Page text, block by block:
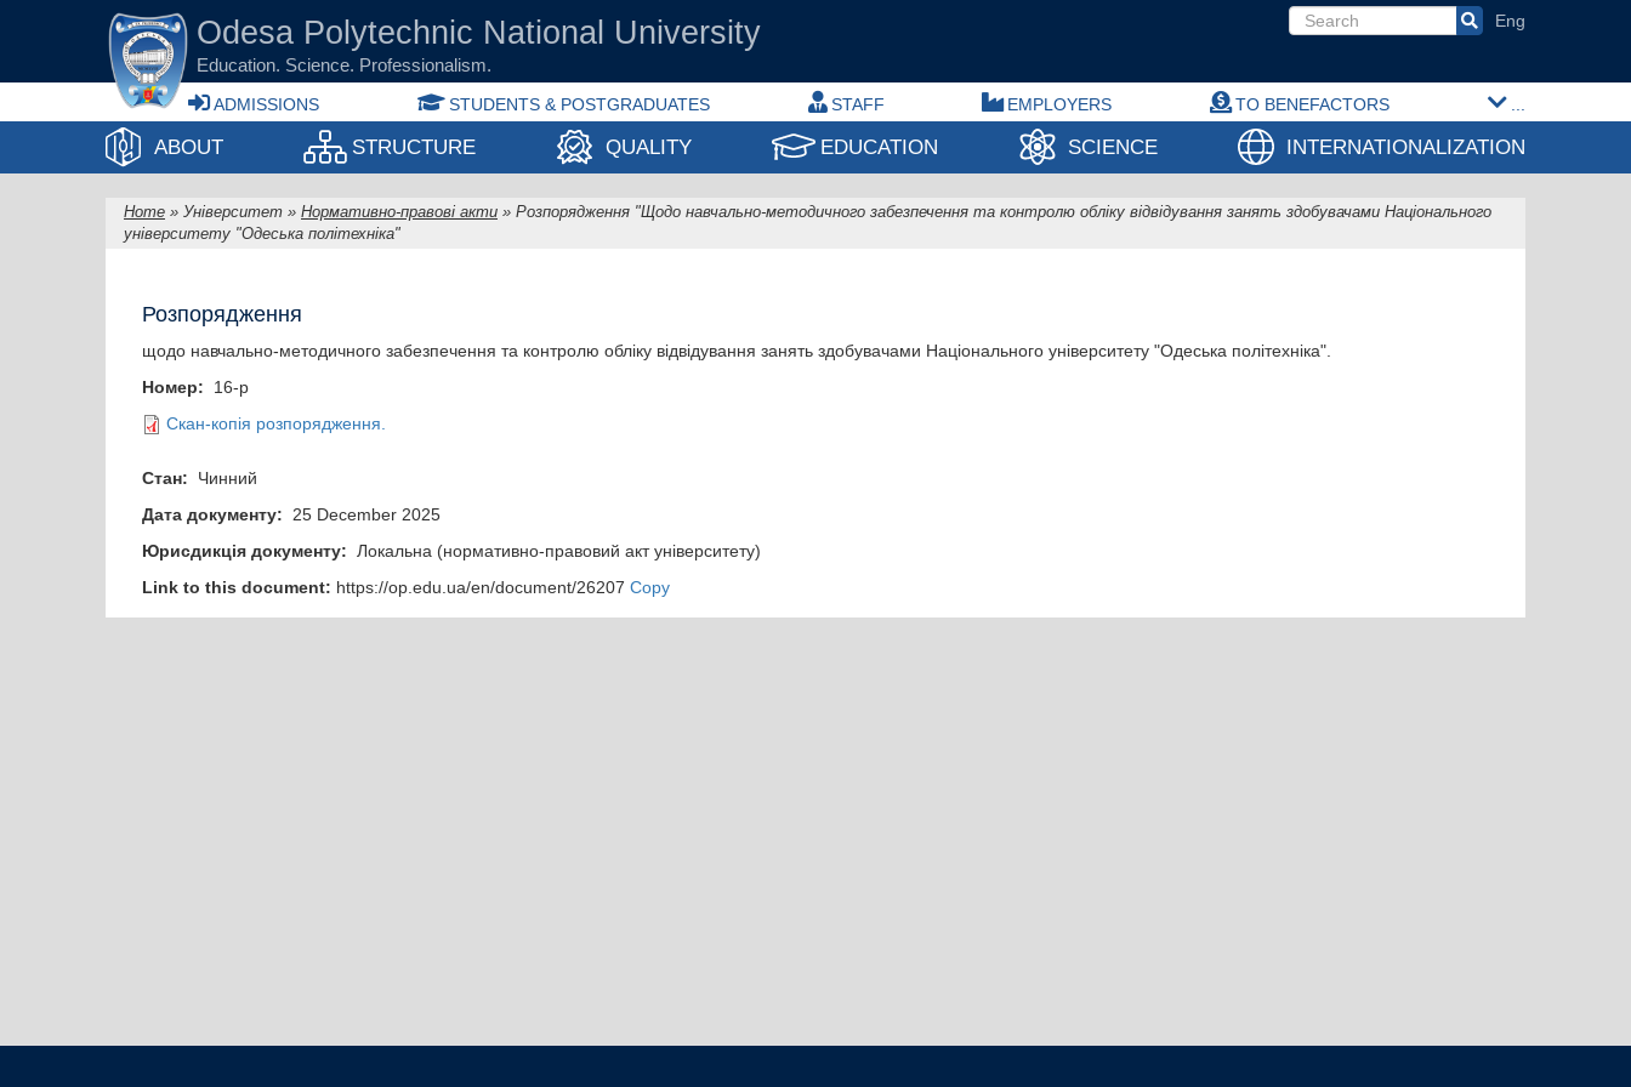
Skip to main content
Odesа Polytechnic National University
Education. Science. Professionalism.
Search form
ADMISSIONS STUDENTS & POSTGRADUATES STAFF EMPLOYERS TO BENEFACTORS
ABOUT STRUCTURE QUALITY EDUCATION SCIENCE INTERNATIONALIZATION
You are here
Home » Університет » Нормативно-правові акти » Розпорядження "Щодо навчально-методичного забезпечення та контролю обліку відвідування занять здобувачами Національного
університету "Одеська політехніка"
Розпорядження
щодо навчально-методичного забезпечення та контролю обліку відвідування занять здобувачами Національного університету "Одеська політехніка".
Номер: 16-р
Скан-копія розпорядження.
Стан: Чинний
Дата документу: 25 December 2025
Юрисдикція документу: Локальна (нормативно-правовий акт університету)
Link to this document: https://op.edu.ua/en/document/26207 Copy